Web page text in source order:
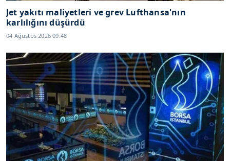
Jet yakıtı maliyetleri ve grev Lufthansa'nın
karlılığını düşürdü
04 Ağustos 2026 09:48